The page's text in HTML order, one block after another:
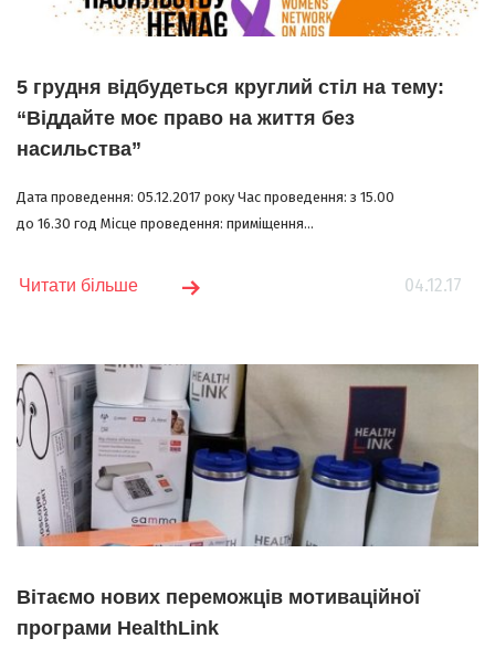
5 грудня відбудеться круглий стіл на тему:
“Віддайте моє право на життя без
насильства”
Дата проведення: 05.12.2017 року Час проведення: з 15.00
до 16.30 год Місце проведення: приміщення...
04.12.17
Читати більше
Вітаємо нових переможців мотиваційної
програми HealthLink